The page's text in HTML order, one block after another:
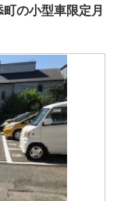
の小型車限定月